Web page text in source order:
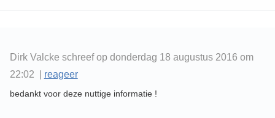
Dirk Valcke schreef op donderdag 18 augustus 2016 om
22:02 | reageer
bedankt voor deze nuttige informatie !